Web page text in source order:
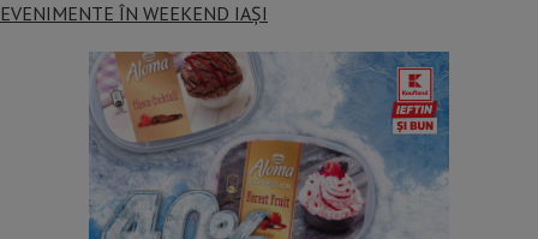
EVENIMENTE ÎN WEEKEND IAȘI